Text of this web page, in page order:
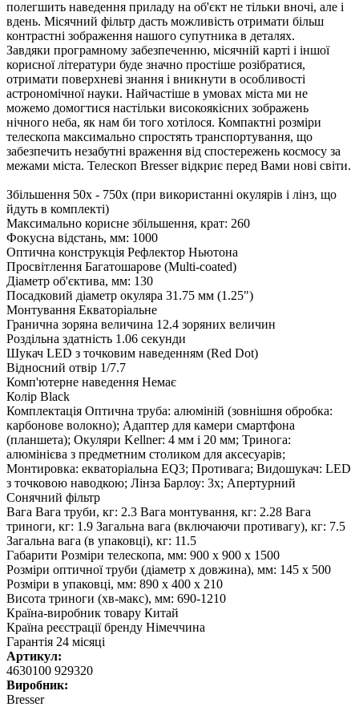
полегшить наведення приладу на об'єкт не тільки вночі, але і
вдень. Місячний фільтр дасть можливість отримати більш
контрастні зображення нашого супутника в деталях.
Завдяки програмному забезпеченню, місячній карті і іншої
корисної літератури буде значно простіше розібратися,
отримати поверхневі знання і вникнути в особливості
астрономічної науки. Найчастіше в умовах міста ми не
можемо домогтися настільки високоякісних зображень
нічного неба, як нам би того хотілося. Компактні розміри
телескопа максимально спростять транспортування, що
забезпечить незабутні враження від спостережень космосу за
межами міста. Телескоп Bresser відкриє перед Вами нові світи.
Збільшення 50x - 750x (при використанні окулярів і лінз, що
йдуть в комплекті)
Максимально корисне збільшення, крат: 260
Фокусна відстань, мм: 1000
Оптична конструкція Рефлектор Ньютона
Просвітлення Багатошарове (Multi-coated)
Діаметр об'єктива, мм: 130
Посадковий діаметр окуляра 31.75 мм (1.25")
Монтування Екваторіальне
Гранична зоряна величина 12.4 зоряних величин
Роздільна здатність 1.06 секунди
Шукач LED з точковим наведенням (Red Dot)
Відносний отвір 1/7.7
Комп'ютерне наведення Немає
Колір Black
Комплектація Оптична труба: алюміній (зовнішня обробка:
карбонове волокно); Адаптер для камери смартфона
(планшета); Окуляри Kellner: 4 мм і 20 мм; Тринога:
алюмінієва з предметним столиком для аксесуарів;
Монтировка: екваторіальна EQ3; Противага; Видошукач: LED
з точковою наводкою; Лінза Барлоу: 3x; Апертурний
Сонячний фільтр
Вага Вага труби, кг: 2.3 Вага монтування, кг: 2.28 Вага
триноги, кг: 1.9 Загальна вага (включаючи противагу), кг: 7.5
Загальна вага (в упаковці), кг: 11.5
Габарити Розміри телескопа, мм: 900 x 900 x 1500
Розміри оптичної труби (діаметр х довжина), мм: 145 х 500
Розміри в упаковці, мм: 890 х 400 х 210
Висота триноги (хв-макс), мм: 690-1210
Країна-виробник товару Китай
Країна реєстрації бренду Німеччина
Гарантія 24 місяці
Артикул:
4630100 929320
Виробник:
Bresser